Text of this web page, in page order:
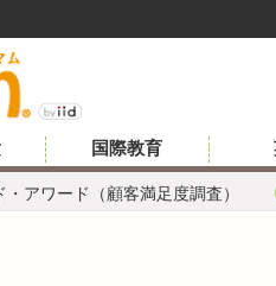
・アワード（顧客満足度調査）
国際教育